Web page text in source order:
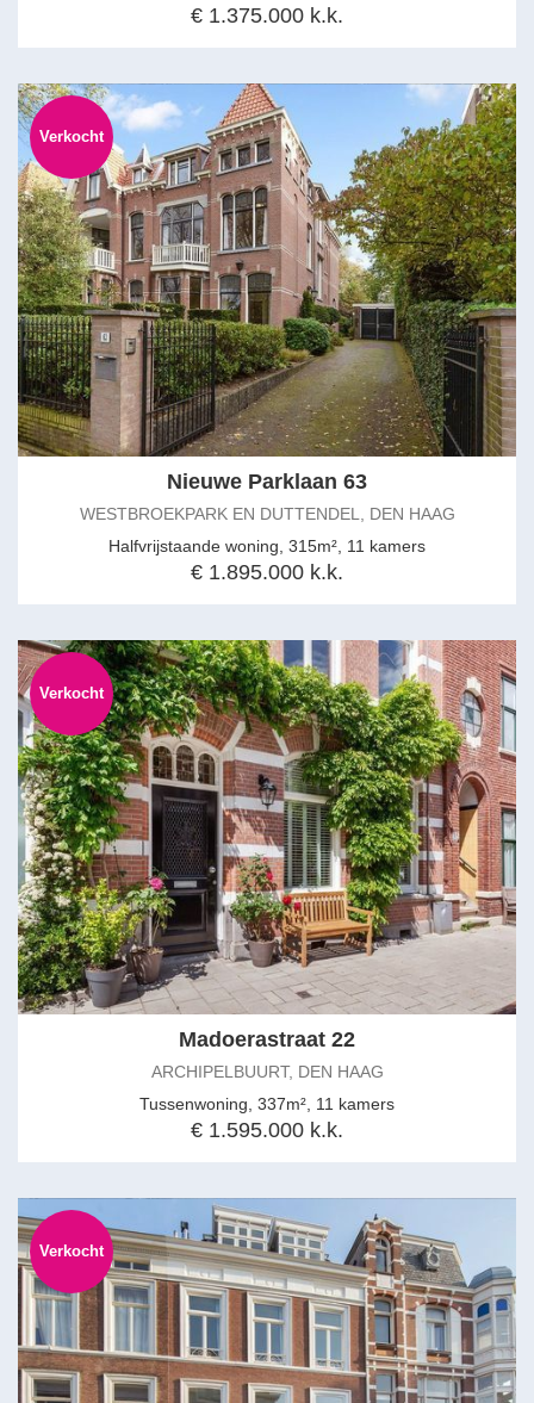
€ 1.375.000 k.k.
Verkocht
Nieuwe Parklaan 63
WESTBROEKPARK EN DUTTENDEL, DEN HAAG
Halfvrijstaande woning, 315m², 11 kamers
€ 1.895.000 k.k.
Verkocht
Madoerastraat 22
ARCHIPELBUURT, DEN HAAG
Tussenwoning, 337m², 11 kamers
€ 1.595.000 k.k.
Verkocht